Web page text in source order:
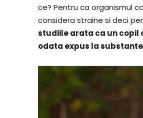
ce? Pentru ca organismul
considera straine si deci
studiile arata ca un copil
odata expus la